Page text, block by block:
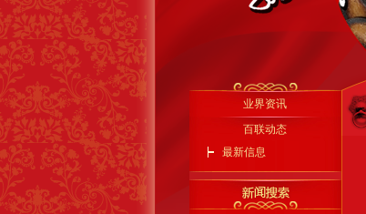
业界资讯
百联动态
最新信息